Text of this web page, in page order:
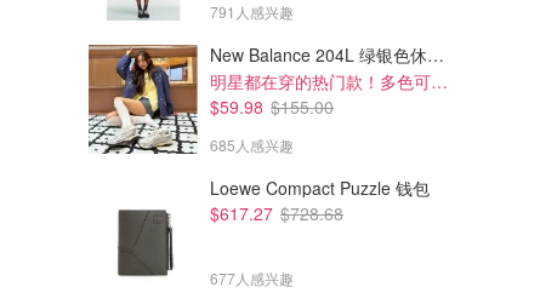
791人感兴趣
New Balance 204L 绿银色休闲鞋
明星都在穿的热门款！多色可选 3.8折
$59.98 $155.00
685人感兴趣
Loewe Compact Puzzle 钱包
$617.27 $728.68
677人感兴趣